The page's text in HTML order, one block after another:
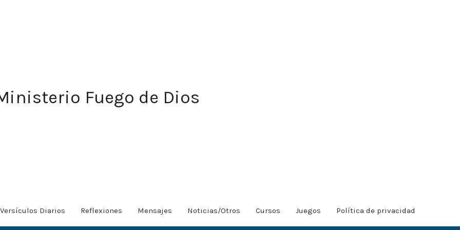
Fuego de Dios
Versículos Diarios Reflexiones Mensajes Noticias/Otros Cursos Juegos Política de privacidad